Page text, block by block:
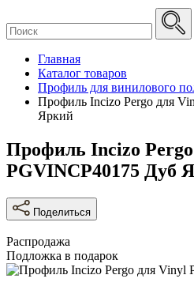
Главная
Каталог товаров
Профиль для винилового
Профиль Incizo Pergo для
Яркий
Профиль Incizo
PGVINCP40175 Дуб
Поделиться
Распродажа
Подложка в подарок